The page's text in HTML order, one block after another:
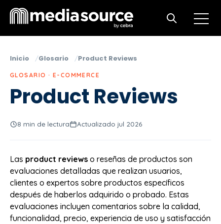
Open
Open search
Inicio Glosario Product Reviews
GLOSARIO · E-COMMERCE
Product Reviews
8 min de lectura Actualizado jul 2026
Las product reviews o reseñas de productos son
evaluaciones detalladas que realizan usuarios,
clientes o expertos sobre productos específicos
después de haberlos adquirido o probado. Estas
evaluaciones incluyen comentarios sobre la calidad,
funcionalidad, precio, experiencia de uso y satisfacción